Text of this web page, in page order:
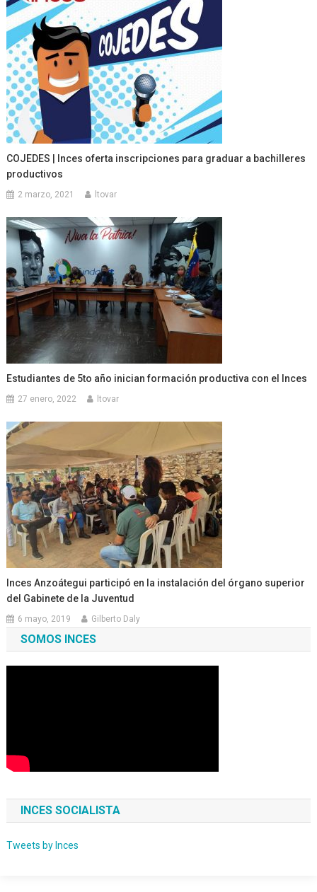
COJEDES | Inces oferta inscripciones para graduar a bachilleres
productivos
2 marzo, 2021 ltovar
Estudiantes de 5to año inician formación productiva con el Inces
27 enero, 2022 ltovar
Inces Anzoátegui participó en la instalación del órgano superior
del Gabinete de la Juventud
6 mayo, 2019 Gilberto Daly
SOMOS INCES
INCES SOCIALISTA
Tweets by Inces